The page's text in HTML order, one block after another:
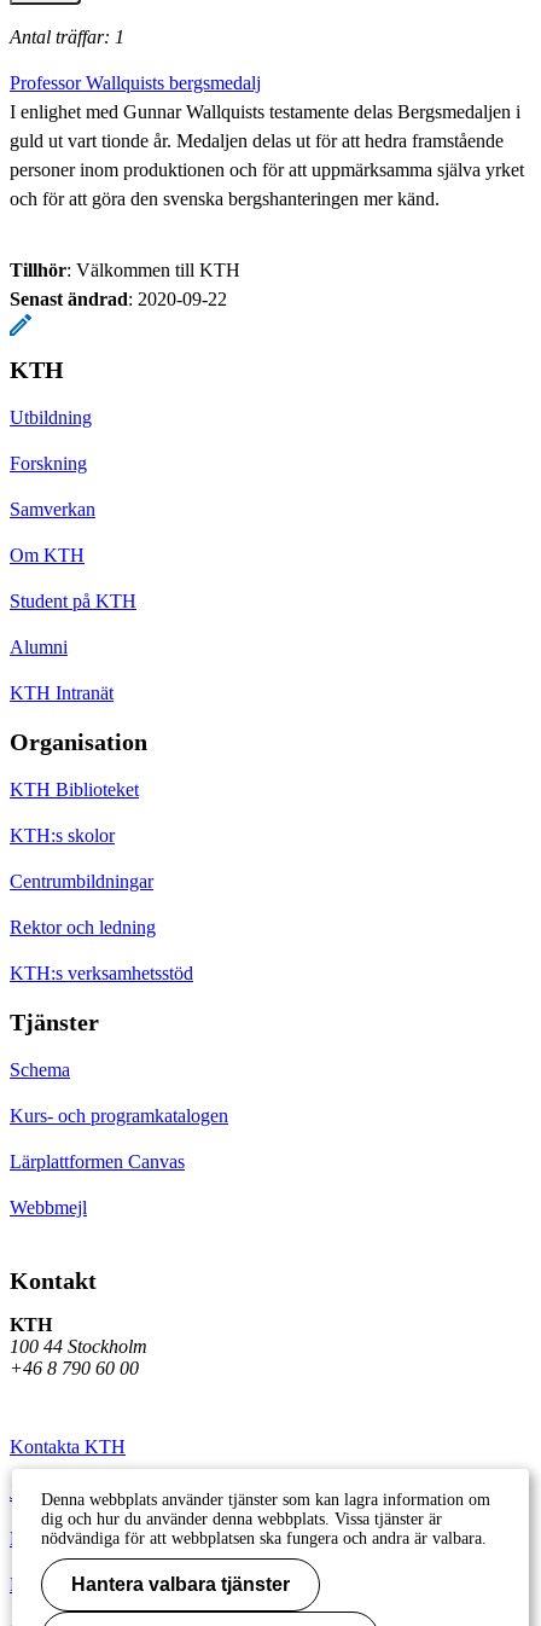
Antal träffar: 1
Professor Wallquists bergsmedalj
I enlighet med Gunnar Wallquists testamente delas Bergsmedaljen i
guld ut vart tionde år. Medaljen delas ut för att hedra framstående
personer inom produktionen och för att uppmärksamma själva yrket
och för att göra den svenska bergshanteringen mer känd.
Tillhör: Välkommen till KTH
Senast ändrad: 2020-09-22
KTH
Utbildning
Forskning
Samverkan
Om KTH
Student på KTH
Alumni
KTH Intranät
Organisation
KTH Biblioteket
KTH:s skolor
Centrumbildningar
Rektor och ledning
KTH:s verksamhetsstöd
Tjänster
Schema
Kurs- och programkatalogen
Lärplattformen Canvas
Webbmejl
Kontakt
KTH
100 44 Stockholm
+46 8 790 60 00
Kontakta KTH
Jobba på KTH
Press och media
Faktura och betalning KTH
Denna webbplats använder tjänster som kan lagra information om
dig och hur du använder denna webbplats. Vissa tjänster är
nödvändiga för att webbplatsen ska fungera och andra är valbara.
Hantera valbara tjänster